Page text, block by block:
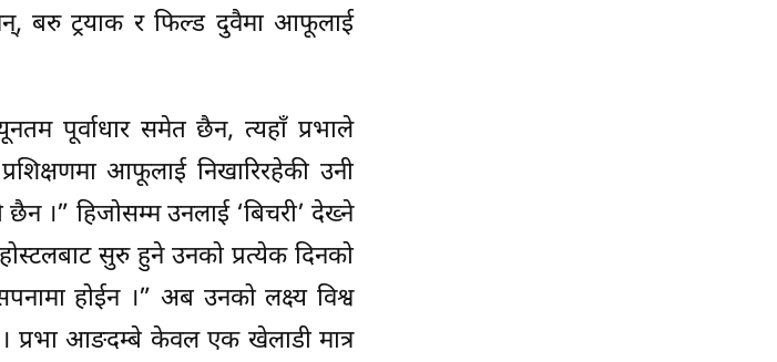
बरु ट्रयाक र फिल्ड दुवैमा आफूलाई
पूर्वाधार समेत छैन, त्यहाँ प्रभाले
आफूलाई निखारिरहेकी उनी
।” हिजोसम्म उनलाई ‘बिचरी’ देख्ने
सुरु हुने उनको प्रत्येक दिनको
होईन ।” अब उनको लक्ष्य विश्व
प्रभा आङदम्बे केवल एक खेलाडी मात्र